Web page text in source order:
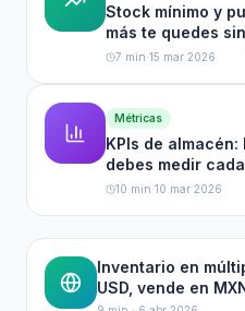
Stock mínimo y
más te quedes
7 min·15 mar 2026
Métricas
KPIs de
debes medir
10 min·10 mar 2026
Inventario en
USD, vende en